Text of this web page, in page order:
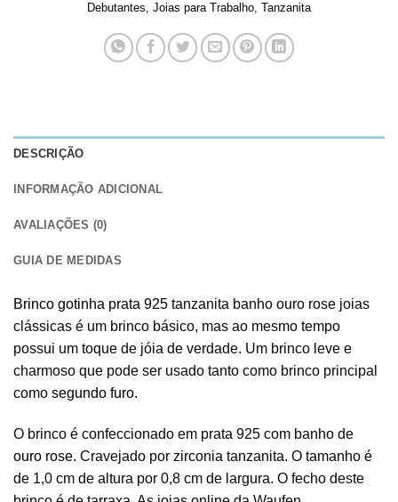
Debutantes, Joias para Trabalho, Tanzanita
DESCRIÇÃO
INFORMAÇÃO ADICIONAL
AVALIAÇÕES (0)
GUIA DE MEDIDAS
Brinco gotinha prata 925 tanzanita banho ouro rose joias
clássicas é um brinco básico, mas ao mesmo tempo
possui um toque de jóia de verdade. Um brinco leve e
charmoso que pode ser usado tanto como brinco principal
como segundo furo.
O brinco é confeccionado em prata 925 com banho de
ouro rose. Cravejado por zirconia tanzanita. O tamanho é
de 1,0 cm de altura por 0,8 cm de largura. O fecho deste